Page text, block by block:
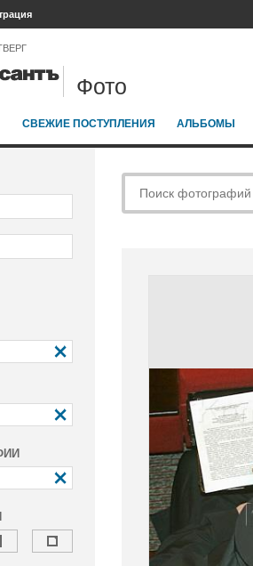
Фото
СВЕЖИЕ ПОСТУПЛЕНИЯ АЛЬБОМЫ